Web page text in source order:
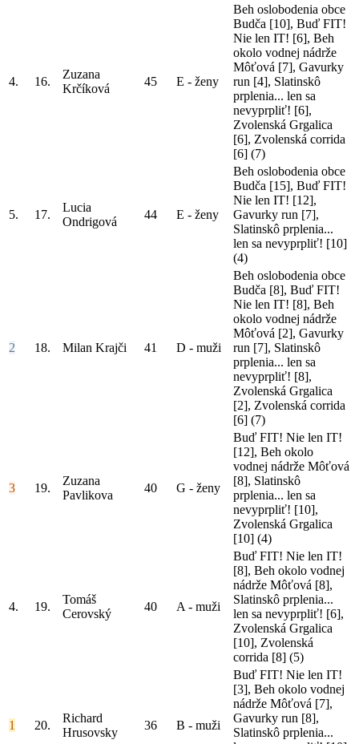
4. 16.
Zuzana
Krčíková
45 E - ženy
Beh oslobodenia obce
Budča [10], Buď FIT!
Nie len IT! [6], Beh
okolo vodnej nádrže
Môťová [7], Gavurky
run [4], Slatinskô
prplenia... len sa
nevyprpliť! [6],
Zvolenská Grgalica
[6], Zvolenská corrida
[6] (7)
5. 17.
Lucia
Ondrigová
44 E - ženy
Beh oslobodenia obce
Budča [15], Buď FIT!
Nie len IT! [12],
Gavurky run [7],
Slatinskô prplenia...
len sa nevyprpliť! [10]
(4)
2 18. Milan Krajči 41 D - muži
Beh oslobodenia obce
Budča [8], Buď FIT!
Nie len IT! [8], Beh
okolo vodnej nádrže
Môťová [2], Gavurky
run [7], Slatinskô
prplenia... len sa
nevyprpliť! [8],
Zvolenská Grgalica
[2], Zvolenská corrida
[6] (7)
3 19.
Zuzana
Pavlikova
40 G - ženy
Buď FIT! Nie len IT!
[12], Beh okolo
vodnej nádrže Môťová
[8], Slatinskô
prplenia... len sa
nevyprpliť! [10],
Zvolenská Grgalica
[10] (4)
4. 19.
Tomáš
Cerovský
40 A - muži
Buď FIT! Nie len IT!
[8], Beh okolo vodnej
nádrže Môťová [8],
Slatinskô prplenia...
len sa nevyprpliť! [6],
Zvolenská Grgalica
[10], Zvolenská
corrida [8] (5)
1 20.
Richard
Hrusovsky
36 B - muži
Buď FIT! Nie len IT!
[3], Beh okolo vodnej
nádrže Môťová [7],
Gavurky run [8],
Slatinskô prplenia...